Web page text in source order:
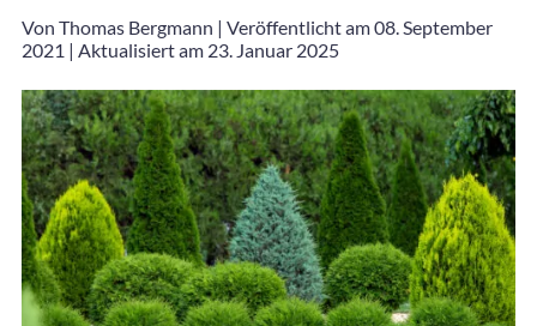
Von Thomas Bergmann | Veröffentlicht am 08. September
2021 | Aktualisiert am 23. Januar 2025